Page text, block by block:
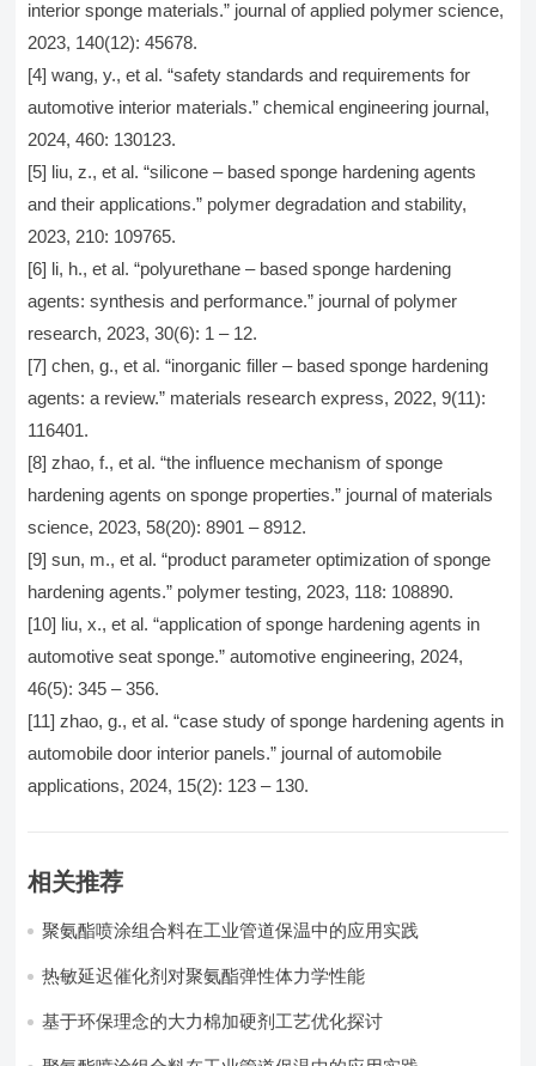
interior sponge materials.” journal of applied polymer science,
2023, 140(12): 45678.
[4] wang, y., et al. “safety standards and requirements for
automotive interior materials.” chemical engineering journal,
2024, 460: 130123.
[5] liu, z., et al. “silicone – based sponge hardening agents
and their applications.” polymer degradation and stability,
2023, 210: 109765.
[6] li, h., et al. “polyurethane – based sponge hardening
agents: synthesis and performance.” journal of polymer
research, 2023, 30(6): 1 – 12.
[7] chen, g., et al. “inorganic filler – based sponge hardening
agents: a review.” materials research express, 2022, 9(11):
116401.
[8] zhao, f., et al. “the influence mechanism of sponge
hardening agents on sponge properties.” journal of materials
science, 2023, 58(20): 8901 – 8912.
[9] sun, m., et al. “product parameter optimization of sponge
hardening agents.” polymer testing, 2023, 118: 108890.
[10] liu, x., et al. “application of sponge hardening agents in
automotive seat sponge.” automotive engineering, 2024,
46(5): 345 – 356.
[11] zhao, g., et al. “case study of sponge hardening agents in
automobile door interior panels.” journal of automobile
applications, 2024, 15(2): 123 – 130.
相关推荐
聚氨酯喷涂组合料在工业管道保温中的应用实践
热敏延迟催化剂对聚氨酯弹性体力学性能
基于环保理念的大力棉加硬剂工艺优化探讨